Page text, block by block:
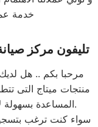
خدمة
تليفون مركز
مرحبا بكم .. هل
منتجات ميتاج التى
المساعدة بسهولة لاننا أفضل خدمة عملاء صيانة فى مصر.
سواء كنت ترغب